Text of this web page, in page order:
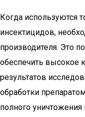
Когда используются
инсектицидов,
производителя. Это
обеспечить высокое
результатов
обработки
полного уничтожения